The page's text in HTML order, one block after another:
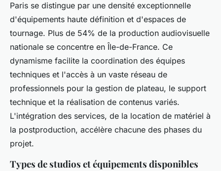
Paris se distingue par une densité exceptionnelle
d'équipements haute définition et d'espaces de
tournage. Plus de 54% de la production audiovisuelle
nationale se concentre en Île-de-France. Ce
dynamisme facilite la coordination des équipes
techniques et l'accès à un vaste réseau de
professionnels pour la gestion de plateau, le support
technique et la réalisation de contenus variés.
L'intégration des services, de la location de matériel à
la postproduction, accélère chacune des phases du
projet.
Types de studios et équipements disponibles